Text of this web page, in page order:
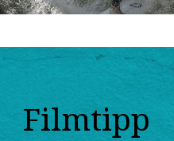
Filmtipp